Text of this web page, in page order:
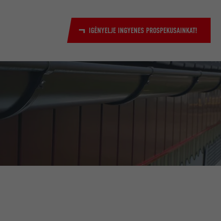
IGÉNYELJE INGYENES PROSPEKUSAINKAT!